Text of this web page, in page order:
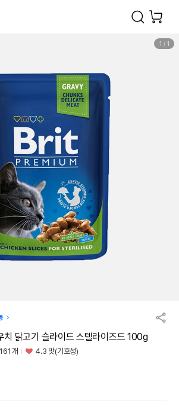
1 / 1
치 닭고기 슬라이드 스텔라이즈드 100g
개 4.3 맛(기호성)